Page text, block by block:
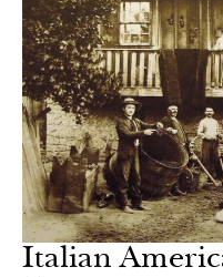
Italian
Йорк